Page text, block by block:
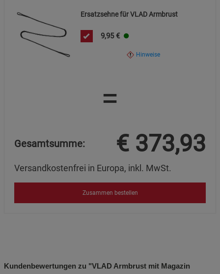
Ersatzsehne für VLAD Armbrust
9,95 €
Hinweise
=
Gesamtsumme: € 373,93
Versandkostenfrei in Europa, inkl. MwSt.
Zusammen bestellen
Kundenbewertungen zu "VLAD Armbrust mit Magazin